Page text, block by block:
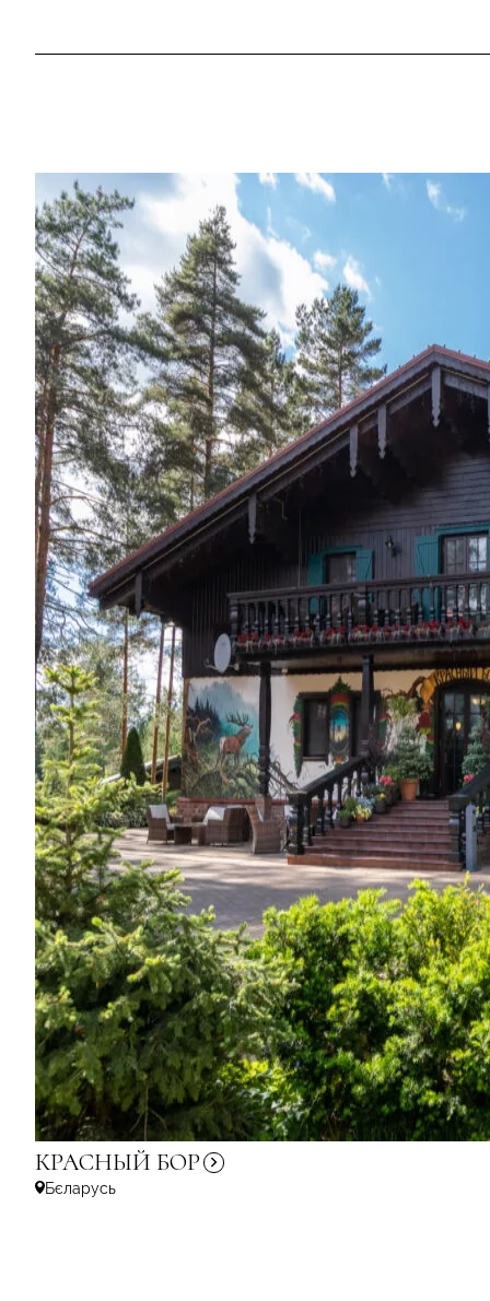
КРАСНЫЙ БОР
Бєларусь